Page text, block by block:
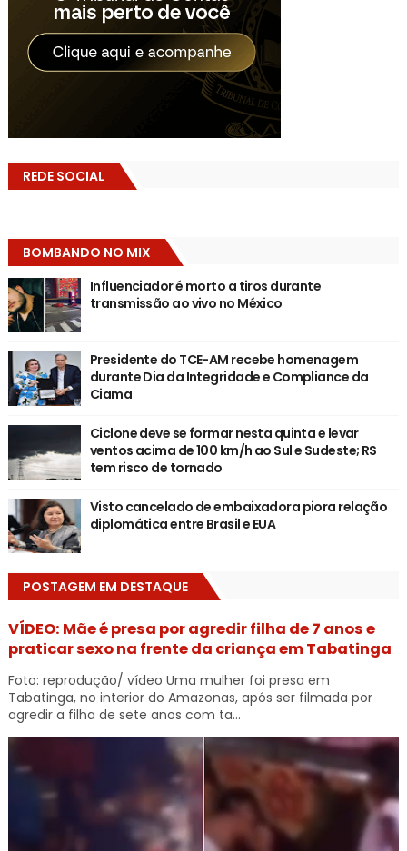
REDE SOCIAL
BOMBANDO NO MIX
Influenciador é morto a tiros durante
transmissão ao vivo no México
Presidente do TCE-AM recebe homenagem
durante Dia da Integridade e Compliance da
Ciama
Ciclone deve se formar nesta quinta e levar
ventos acima de 100 km/h ao Sul e Sudeste; RS
tem risco de tornado
Visto cancelado de embaixadora piora relação
diplomática entre Brasil e EUA
POSTAGEM EM DESTAQUE
VÍDEO: Mãe é presa por agredir filha de 7 anos e
praticar sexo na frente da criança em Tabatinga
Foto: reprodução/ vídeo Uma mulher foi presa em
Tabatinga, no interior do Amazonas, após ser filmada por
agredir a filha de sete anos com ta...